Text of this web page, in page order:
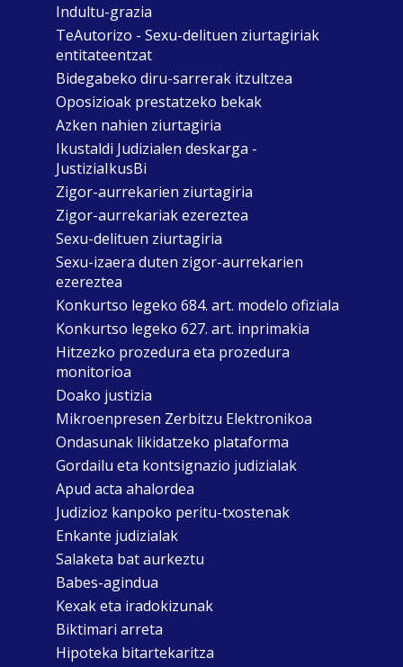
Indultu-grazia
TeAutorizo - Sexu-delituen ziurtagiriak
entitateentzat
Bidegabeko diru-sarrerak itzultzea
Oposizioak prestatzeko bekak
Azken nahien ziurtagiria
Ikustaldi Judizialen deskarga -
JustiziaIkusBi
Zigor-aurrekarien ziurtagiria
Zigor-aurrekariak ezereztea
Sexu-delituen ziurtagiria
Sexu-izaera duten zigor-aurrekarien
ezereztea
Konkurtso legeko 684. art. modelo ofiziala
Konkurtso legeko 627. art. inprimakia
Hitzezko prozedura eta prozedura
monitorioa
Doako justizia
Mikroenpresen Zerbitzu Elektronikoa
Ondasunak likidatzeko plataforma
Gordailu eta kontsignazio judizialak
Apud acta ahalordea
Judizioz kanpoko peritu-txostenak
Enkante judizialak
Salaketa bat aurkeztu
Babes-agindua
Kexak eta iradokizunak
Biktimari arreta
Hipoteka bitartekaritza